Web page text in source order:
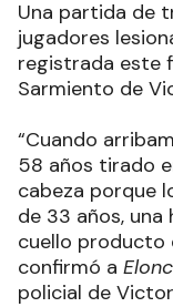
Una partida de
jugadores
registrada este
Sarmiento de
“Cuando
58 años tirado
cabeza porque
de 33 años,
cuello producto
confirmó a
policial de